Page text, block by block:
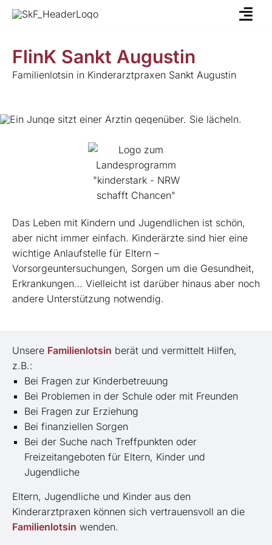
Skip
FlinK Sankt Augustin
Familienlotsin in Kinderarztpraxen Sankt Augustin
Das Leben mit Kindern und Jugendlichen ist schön,
aber nicht immer einfach. Kinderärzte sind hier eine
wichtige Anlaufstelle für Eltern –
Vorsorgeuntersuchungen, Sorgen um die Gesundheit,
Erkrankungen… Vielleicht ist darüber hinaus aber noch
andere Unterstützung notwendig.
Unsere Familienlotsin berät und vermittelt Hilfen,
z.B.:
Bei Fragen zur Kinderbetreuung
Bei Problemen in der Schule oder mit Freunden
Bei Fragen zur Erziehung
Bei finanziellen Sorgen
Bei der Suche nach Treffpunkten oder
Freizeitangeboten für Eltern, Kinder und
Jugendliche
Eltern, Jugendliche und Kinder aus den
Kinderarztpraxen können sich vertrauensvoll an die
Familienlotsin wenden.